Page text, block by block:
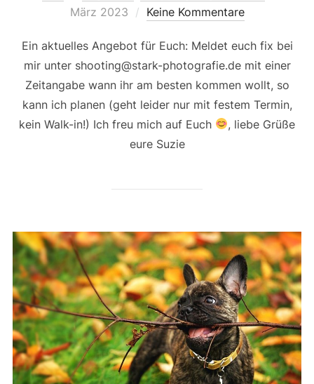
März 2023
Keine Kommentare
Ein aktuelles Angebot für Euch: Meldet euch fix bei
mir unter shooting@stark-photografie.de mit einer
Zeitangabe wann ihr am besten kommen wollt, so
kann ich planen (geht leider nur mit festem Termin,
kein Walk-in!) Ich freu mich auf Euch
, liebe Grüße
eure Suzie